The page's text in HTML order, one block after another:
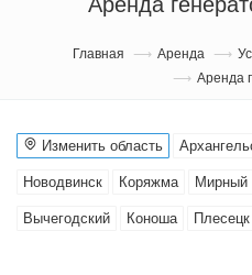
Главная Аренда
Аренда
Изменить область
Новодвинск Коряжма Мирный
Вычегодский Коноша Плесецк